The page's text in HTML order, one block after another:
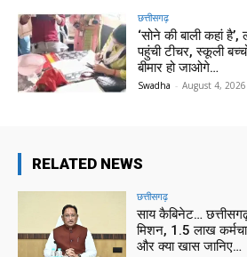
छत्तीसगढ़
‘सोने की बाली कहां
पहुंची टीचर, स्कूली
बीमार हो जाओगे…
Swadha - August 4, 2026
RELATED NEWS
छत्तीसगढ़
साय कैबिनेट…
मिशन, 1.5 लाख
और क्या खास जानिए…